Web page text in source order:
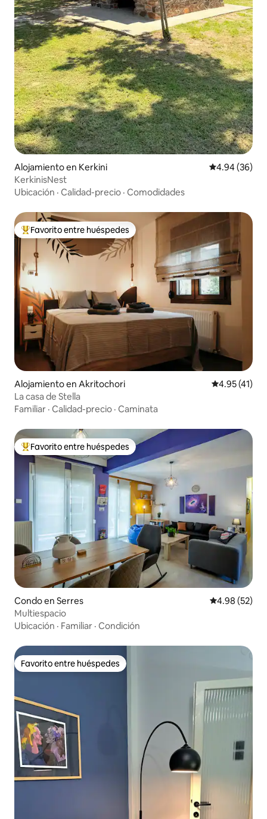
Alojamiento en Kerkini Calificación
4.94 (36)
KerkinisNest
Ubicación · Calidad-precio · Comodidades
Favorito entre huéspedes preferido
Favorito entre huéspedes
Alojamiento en Akritochori Calificación
4.95 (41)
La casa de Stella
Familiar · Calidad-precio · Caminata
Favorito entre huéspedes preferido
Favorito entre huéspedes
Condo en Serres Calificación
4.98 (52)
Multiespacio
Ubicación · Familiar · Condición
Favorito entre huéspedes
Favorito entre huéspedes